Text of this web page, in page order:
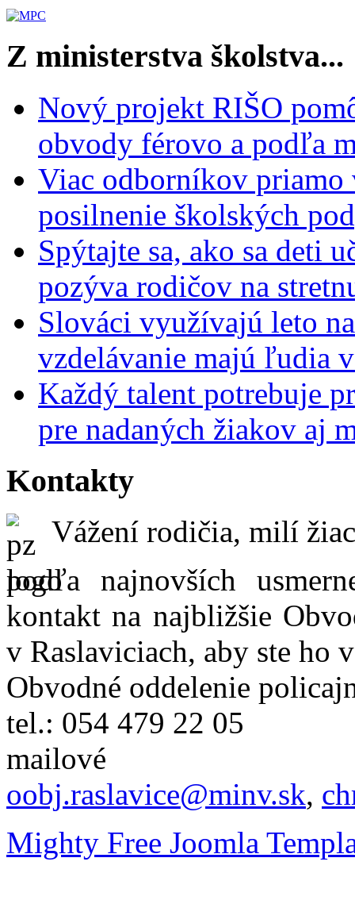
Z ministerstva školstva...
Nový projekt RIŠO
obvody férovo a podľa
Viac odborníkov priamo
posilnenie školských
Spýtajte sa, ako sa deti
pozýva rodičov na
Slováci využívajú leto
vzdelávanie majú ľudia
Každý talent potrebuje
pre nadaných žiakov aj
Kontakty
Vážení rodičia, milí
podľa najnovších
kontakt na najbližšie
v Raslaviciach, aby ste ho
Obvodné oddelenie
tel.: 054 479 22 05
oobj.raslavice@minv.sk,
Mighty Free Joomla